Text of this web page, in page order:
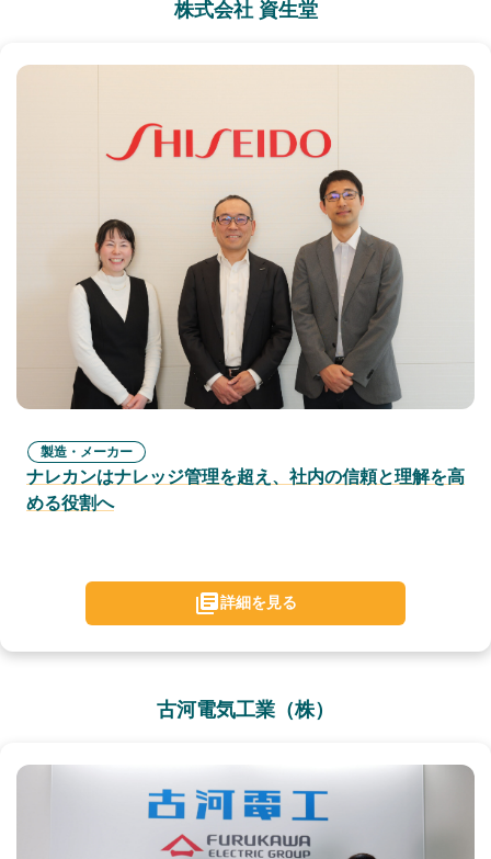
株式会社 資生堂
製造・メーカー
ナレカンはナレッジ管理を超え、社内の信頼と理解を高
める役割へ
詳細を見る
古河電気工業（株）